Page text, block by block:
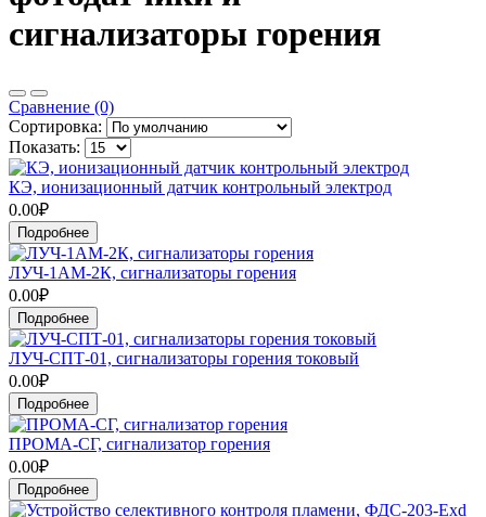
сигнализаторы горения
Сравнение (0)
Сортировка:
Показать:
КЭ, ионизационный датчик контрольный электрод
0.00₽
Подробнее
ЛУЧ-1АМ-2К, сигнализаторы горения
0.00₽
Подробнее
ЛУЧ-СПТ-01, сигнализаторы горения токовый
0.00₽
Подробнее
ПРОМА-СГ, сигнализатор горения
0.00₽
Подробнее